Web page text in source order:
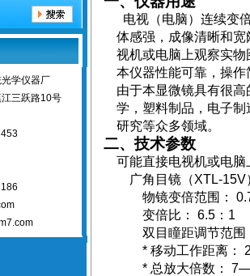
学仪器厂
三跃路10号
电视（电脑）连续变
体感强，成像清晰和
视机或电脑上观察实物
本仪器性能可靠，操
由于本显微镜具有很高
学，塑料制品，电子
研究等众多领域。
二、技术参数
可能直接电视机或电
广角目镜（XTL-15V
物镜变倍范围 ：
变倍比 ： 6.5 ： 1
双目瞳距调节范围
* 移动工作距离 ：
* 总放大倍数 ： 7